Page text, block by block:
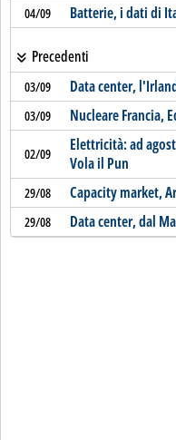
04/09 Batterie, i dati di
Precedenti
03/09 Data center,
03/09 Nucleare Francia,
02/09
Elettricità: ad
Vola il Pun
29/08 Capacity market,
29/08 Data center, dal